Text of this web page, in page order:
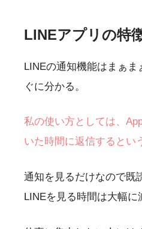
LINEアプリの特
LINEの通知機能はまぁ
ぐに分かる。
私の使い方としては、
いた時間に返信するとい
通知を見るだけなので既
LINEを見る時間は大幅に